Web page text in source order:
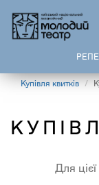
основного
Купівля квитків
Для